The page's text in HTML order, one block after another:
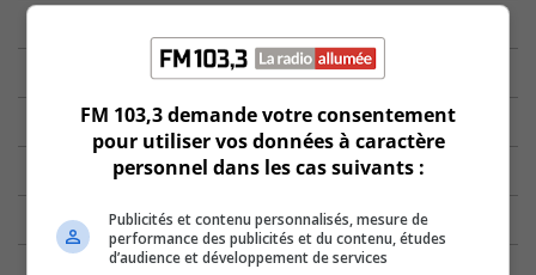
FM 103,3 demande votre consentement
pour utiliser vos données à caractère
personnel dans les cas suivants :
Publicités et contenu personnalisés, mesure de
performance des publicités et du contenu, études
d’audience et développement de services